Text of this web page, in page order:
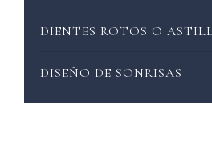
DIENTES ROTOS O
DISEÑO DE SONRISAS